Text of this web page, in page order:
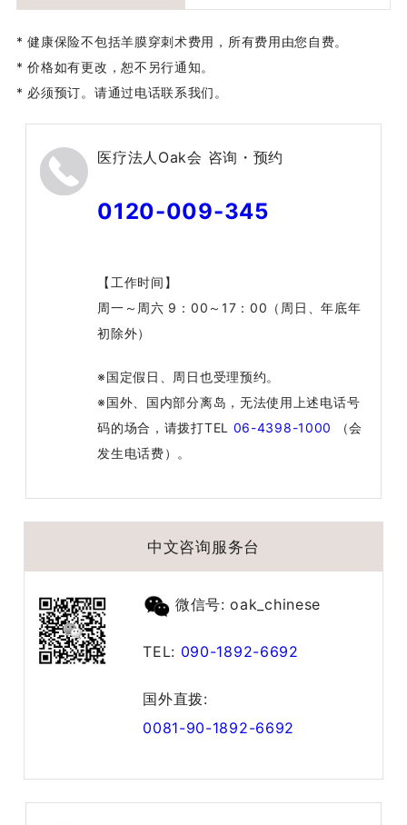
* 健康保险不包括羊膜穿刺术费用，所有费用由您自费。
* 价格如有更改，恕不另行通知。
* 必须预订。请通过电话联系我们。
医疗法人Oak会 咨询・预约
0120-009-345
【工作时间】
周一～周六 9：00～17：00（周日、年底年
初除外）
※国定假日、周日也受理预约。
※国外、国内部分离岛，无法使用上述电话号
码的场合，请拨打TEL 06-4398-1000
（会
发生电话费）。
中文咨询服务台
微信号: oak_chinese
TEL: 090-1892-6692
国外直拨:
0081-90-1892-6692